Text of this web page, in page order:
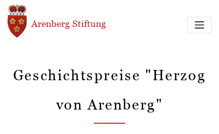
Direkt zum Inhalt
Arenberg Stiftung
Geschichtspreise "Herzog
von Arenberg"